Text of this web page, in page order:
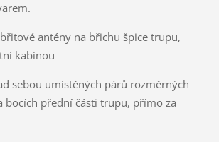
antény na břichu špice trupu,
kabinou
sebou umístěných párů rozměrných
bocích přední části trupu, přímo za